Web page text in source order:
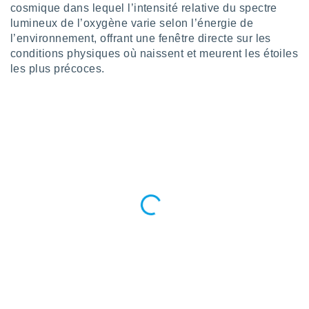
cosmique dans lequel l’intensité relative du spectre
lumineux de l’oxygène varie selon l’énergie de
l’environnement, offrant une fenêtre directe sur les
conditions physiques où naissent et meurent les étoiles
les plus précoces.